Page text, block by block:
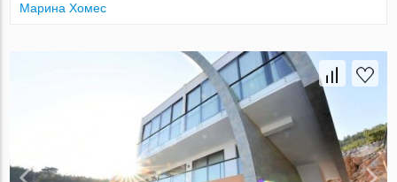
Марина Хомес